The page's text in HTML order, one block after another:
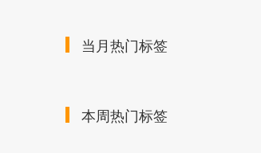
当月热门标签
本周热门标签